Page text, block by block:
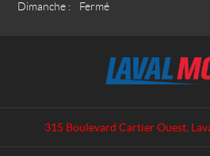
Dimanche :
Fermé
315 Boulevard Cartier Ouest,